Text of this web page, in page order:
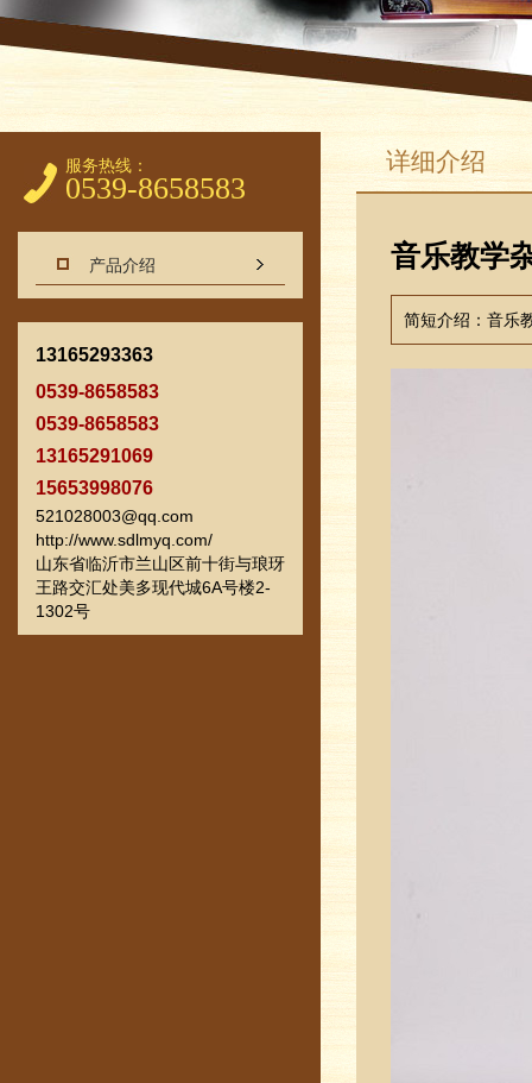
服务热线：
0539-8658583
产品介绍
13165293363
0539-8658583
0539-8658583
13165291069
15653998076
521028003@qq.com
http://www.sdlmyq.com/
山东省临沂市兰山区前十街与琅玡
王路交汇处美多现代城6A号楼2-
1302号
详细介绍
音乐教学
简短介绍：音乐